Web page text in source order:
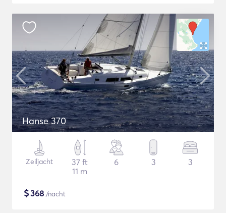
Hanse 370
Zeiljacht
37 ft
11 m
6 3 3
$368 /nacht